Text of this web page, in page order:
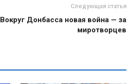
Следующая статья
Вокруг Донбасса новая война — за
миротворцев